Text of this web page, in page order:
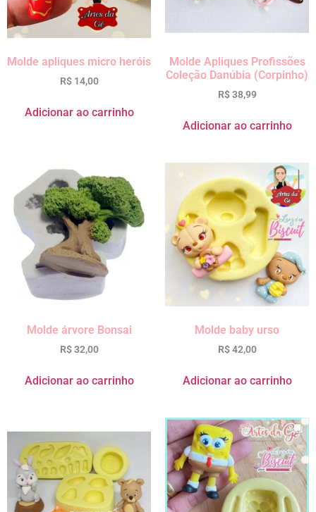
Molde apliques micro heróis
R$14,00
Adicionar ao carrinho
Molde Apliques Profissões
Coleção Danúbia (Corpinho)
R$38,99
Adicionar ao carrinho
Molde árvore Bonsai
R$32,00
Adicionar ao carrinho
Molde baby urso
R$42,00
Adicionar ao carrinho